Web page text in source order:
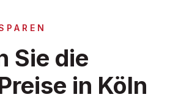
Sie die
in Köln